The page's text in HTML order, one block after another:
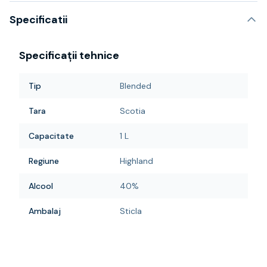
Specificatii
Specificații tehnice
Tip Blended
Tara Scotia
Capacitate 1 L
Regiune Highland
Alcool 40%
Ambalaj Sticla